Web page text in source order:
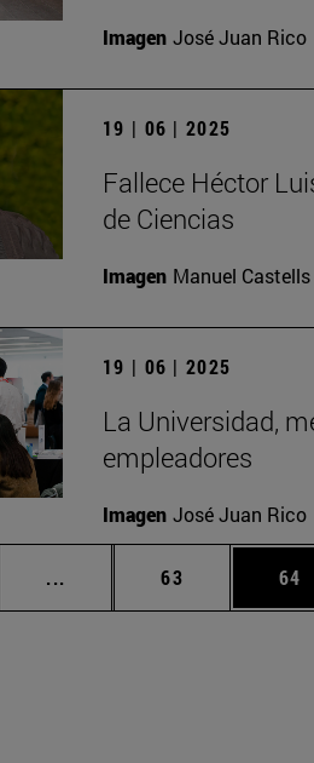
Imagen José Juan Rico
19 | 06 | 2025
Fallece Héctor
de Ciencias
Imagen Manuel Castells
19 | 06 | 2025
La Universidad,
empleadores
Imagen José Juan Rico
... Páginas intermedias Use
Página
63 64